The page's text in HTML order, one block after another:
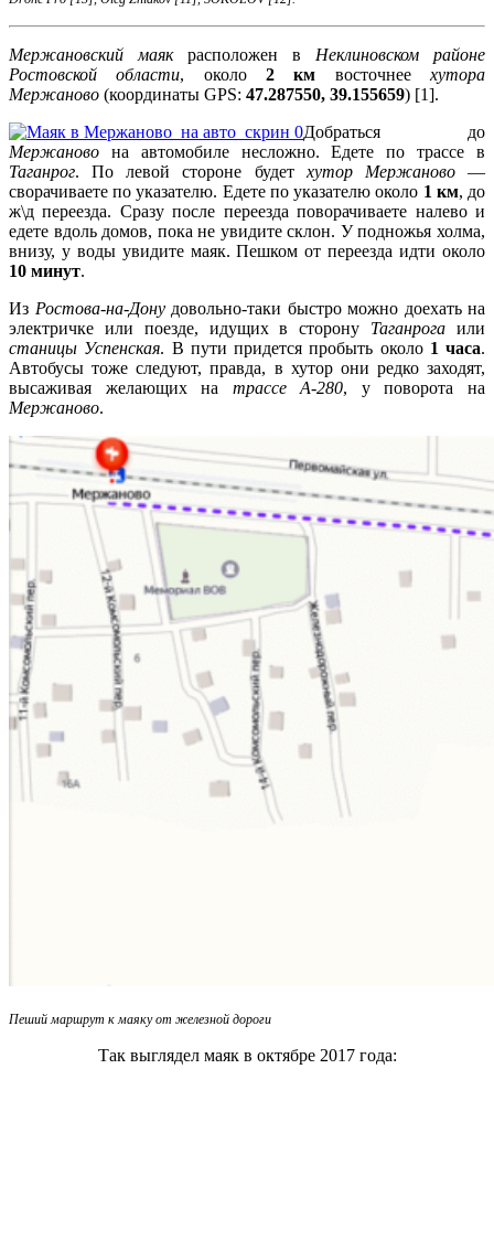
Мержановский маякрасположен в Неклиновском районе
Ростовской области, около2 км восточнеехутора
Мержаново (координаты GPS: 47.287550, 39.155659) [1].
Добраться до
Мержаново на автомобиле несложно. Едете по трассе в
Таганрог. По левой стороне будет хутор Мержаново—
сворачиваете по указателю. Едете по указателю около 1 км, до
ж\д переезда. Сразу после переезда поворачиваете налево и
едете вдоль домов, пока не увидите склон. У подножья холма,
внизу, у воды увидите маяк. Пешком от переезда идти около
10 минут.
Из Ростова-на-Донудовольно-таки быстро можно доехать на
электричке или поезде, идущих в сторону Таганрога или
станицы Успенская. В пути придется пробыть около 1 часа.
Автобусы тоже следуют, правда, в хутор они редко заходят,
высаживая желающих на трассе А-280, у поворота на
Мержаново.
Пеший маршрут к маяку от железной дороги
Так выглядел маяк в октябре 2017 года: